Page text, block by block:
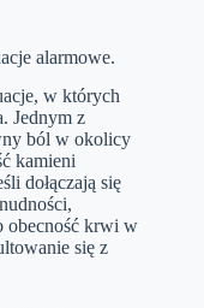
alarmowe.
w których
Jednym z
ból w okolicy
kamieni
dołączają się
obecność krwi w
się z